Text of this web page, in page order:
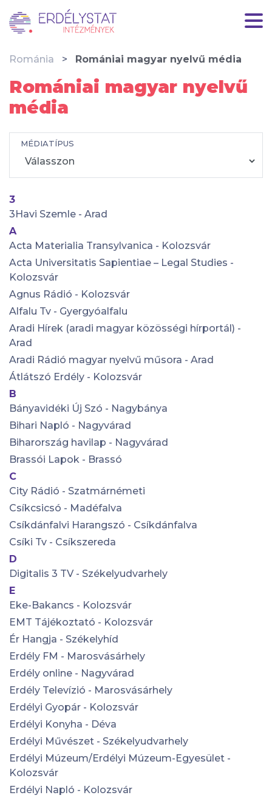
Románia Romániai magyar nyelvű média
Romániai magyar nyelvű
média
MÉDIATÍPUS
3
3Havi Szemle - Arad
A
Acta Materialia Transylvanica - Kolozsvár
Acta Universitatis Sapientiae – Legal Studies -
Kolozsvár
Agnus Rádió - Kolozsvár
Alfalu Tv - Gyergyóalfalu
Aradi Hírek (aradi magyar közösségi hírportál) -
Arad
Aradi Rádió magyar nyelvű műsora - Arad
Átlátszó Erdély - Kolozsvár
B
Bányavidéki Új Szó - Nagybánya
Bihari Napló - Nagyvárad
Biharország havilap - Nagyvárad
Brassói Lapok - Brassó
C
City Rádió - Szatmárnémeti
Csíkcsicsó - Madéfalva
Csíkdánfalvi Harangszó - Csíkdánfalva
Csíki Tv - Csíkszereda
D
Digitalis 3 TV - Székelyudvarhely
E
Eke-Bakancs - Kolozsvár
EMT Tájékoztató - Kolozsvár
Ér Hangja - Székelyhíd
Erdély FM - Marosvásárhely
Erdély online - Nagyvárad
Erdély Televízió - Marosvásárhely
Erdélyi Gyopár - Kolozsvár
Erdélyi Konyha - Déva
Erdélyi Művészet - Székelyudvarhely
Erdélyi Múzeum/Erdélyi Múzeum-Egyesület -
Kolozsvár
Erdélyi Napló - Kolozsvár